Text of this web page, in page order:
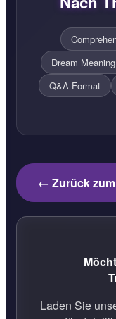
Dream
Q&A Format
← Zurück
Laden Sie